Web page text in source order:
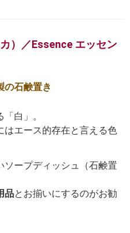
）／Essence エッセン
の石鹸置き
白」。
はエース的存在と言える色
ープディッシュ（石鹸置
品とお揃いにするのがお勧